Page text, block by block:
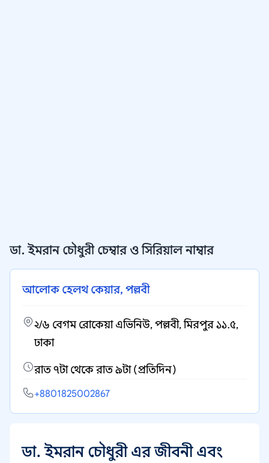
ডা. ইমরান চৌধুরী চেম্বার ও সিরিয়াল নাম্বার
আলোক হেলথ কেয়ার, পল্লবী
২/৬ বেগম রোকেয়া এভিনিউ, পল্লবী, মিরপুর ১১.৫,
ঢাকা
রাত ৭টা থেকে রাত ৯টা (প্রতিদিন)
+8801825002867
ডা. ইমরান চৌধুরী এর জীবনী এবং